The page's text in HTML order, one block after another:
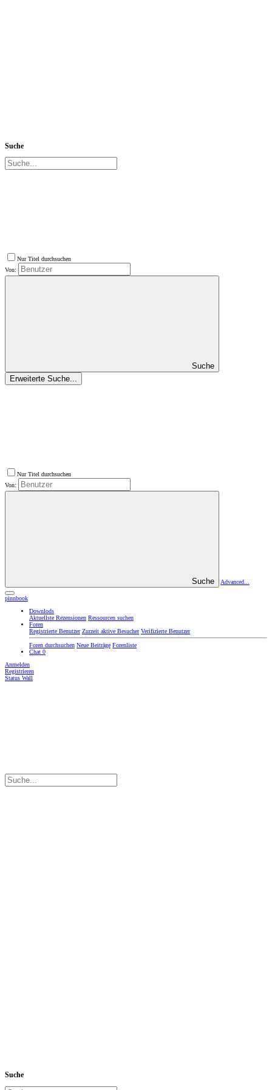
Suche
Nur Titel durchsuchen
Von:
Suche
Erweiterte Suche...
Nur Titel durchsuchen
Von:
Suche Advanced...
pinnbook
Downlods
Aktuellste Rezensionen Ressourcen suchen
Foren
Registrierte Benutzer Zurzeit aktive Besucher Verifizierte Benutzer
Foren durchsuchen Neue Beiträge Forenliste
Chat 0
Anmelden
Registrieren
Status Wall
Suche